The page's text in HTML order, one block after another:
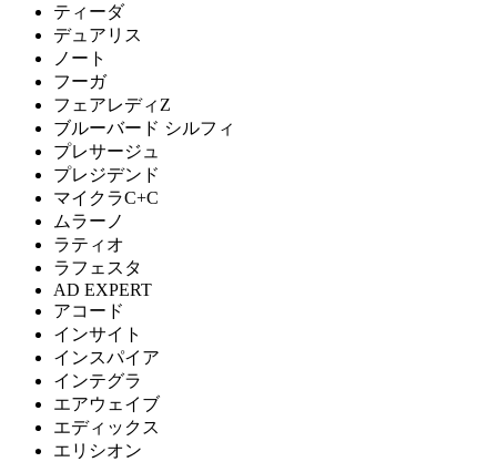
ティーダ
デュアリス
ノート
フーガ
フェアレディZ
ブルーバード シルフィ
プレサージュ
プレジデンド
マイクラC+C
ムラーノ
ラティオ
ラフェスタ
AD EXPERT
アコード
インサイト
インスパイア
インテグラ
エアウェイブ
エディックス
エリシオン